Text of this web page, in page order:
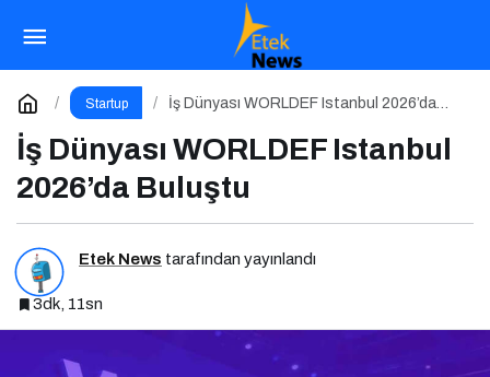
Startup
İş Dünyası WORLDEF Istanbul 2026’da
İş Dünyası WORLDEF Istanbul
2026’da Buluştu
Etek News tarafından yayınlandı
3dk, 11sn
Kişisel Markalaşma 360 Podcast Serisi
Yorum Yap